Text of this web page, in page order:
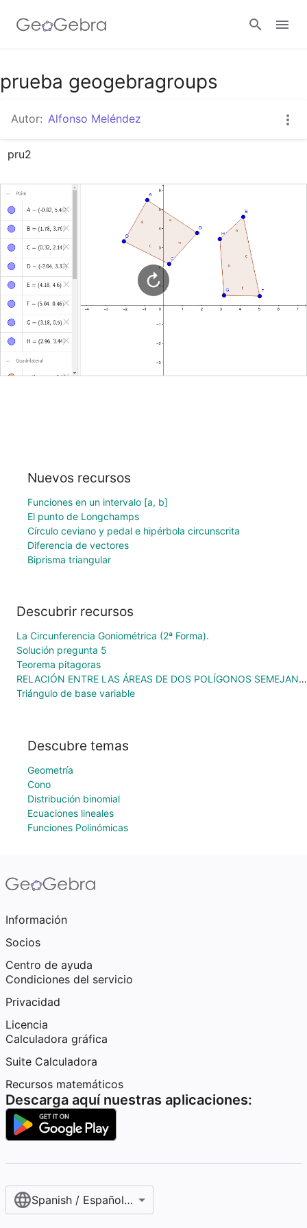
Google Classroom
GeoGebra Classroom
prueba geogebragroups
Autor: Alfonso Meléndez
pru2
Nuevos recursos
Funciones en un intervalo [a, b]
El punto de Longchamps
Círculo ceviano y pedal e hipérbola circunscrita
Diferencia de vectores
Biprisma triangular
Descubrir recursos
La Circunferencia Goniométrica (2ª Forma).
Solución pregunta 5
Teorema pitagoras
RELACIÓN ENTRE LAS ÁREAS DE DOS POLÍGONOS SEMEJANTES
Triángulo de base variable
Descubre temas
Geometría
Cono
Distribución binomial
Ecuaciones lineales
Funciones Polinómicas
Información
Socios
Centro de ayuda
Condiciones del servicio
Privacidad
Licencia
Calculadora gráfica
Suite Calculadora
Recursos matemáticos
Descarga aquí nuestras aplicaciones:
Spanish / Español (internacional)